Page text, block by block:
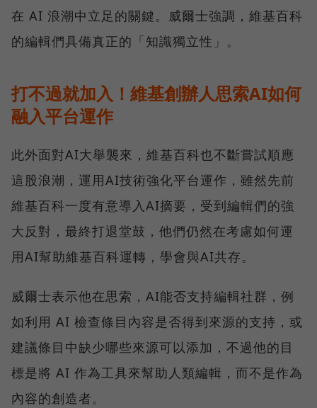
在 AI 浪潮中立足的關鍵。威爾士強調，維基百科
的編輯們具備真正的「知識獨立性」。
打不過就加入！維基創辦人思索AI如何
融入平台運作
此外面對AI大舉襲來，維基百科也不斷嘗試順應
這股浪潮，運用AI技術強化平台運作，雖然先前
維基百科一度有意導入AI摘要，受到編輯們的強
大反對，最終打退堂鼓，他們仍然在考慮如何運
用AI幫助維基百科運轉，學會與AI共存。
威爾士表示他在思索，AI能否支持編輯社群，例
如利用 AI 檢查條目內容是否得到來源的支持，或
建議條目中缺少哪些來源可以添加，不過他的目
標是將 AI 作為工具來幫助人類編輯，而不是作為
內容的創造者。